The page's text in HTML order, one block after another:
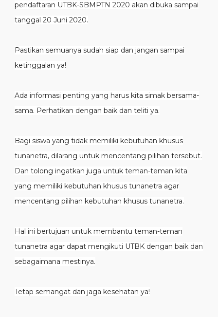
pendaftaran UTBK-SBMPTN 2020 akan dibuka sampai
tanggal 20 Juni 2020.
Pastikan semuanya sudah siap dan jangan sampai
ketinggalan ya!
Ada informasi penting yang harus kita simak bersama-
sama. Perhatikan dengan baik dan teliti ya.
Bagi siswa yang tidak memiliki kebutuhan khusus
tunanetra, dilarang untuk mencentang pilihan tersebut.
Dan tolong ingatkan juga untuk teman-teman kita
yang memiliki kebutuhan khusus tunanetra agar
mencentang pilihan kebutuhan khusus tunanetra.
Hal ini bertujuan untuk membantu teman-teman
tunanetra agar dapat mengikuti UTBK dengan baik dan
sebagaimana mestinya.
Tetap semangat dan jaga kesehatan ya!